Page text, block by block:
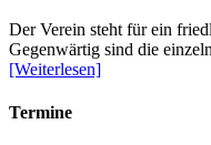
Der Verein steht für ein
Gegenwärtig sind die
[Weiterlesen]
Termine